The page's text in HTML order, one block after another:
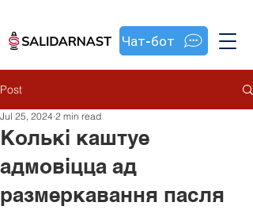
Чат-бот
Post
Колькі каштуе
адмовіцца ад
размеркавання пасля
Jul 25, 2024 2 min read